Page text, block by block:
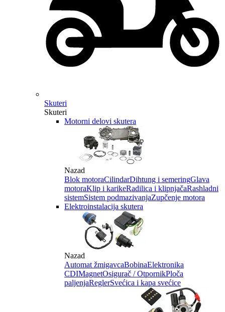
Skuteri
Skuteri
Motorni delovi skutera
Nazad
Blok motoraCilindarDihtung i semeringGlava
motoraKlip i karikeRadilica i klipnjačaRashladni
sistemSistem podmazivanjaZupčenje motora
Elektroinstalacija skutera
Nazad
Automat žmigavcaBobinaElektronika
CDIMagnetOsigurač / OtpornikPloča
paljenjaReglerSvećica i kapa svećice